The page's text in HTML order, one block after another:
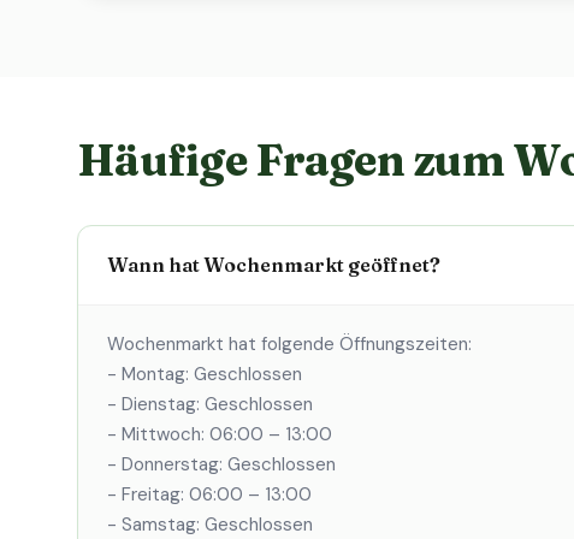
Häufige Fragen zum
Wann hat Wochenmarkt geöffnet?
Wochenmarkt hat folgende Öffnungszeiten:
- Montag: Geschlossen
- Dienstag: Geschlossen
- Mittwoch: 06:00 – 13:00
- Donnerstag: Geschlossen
- Freitag: 06:00 – 13:00
- Samstag: Geschlossen